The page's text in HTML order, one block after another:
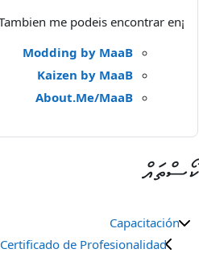
¡Espero conectar con ustedes y enriquecer esta experiencia juntos! Tambien me podeis encontrar en;
Modding by MaaB
Kaizen by MaaB
About.Me/MaaB
ކޯސްތައް
Capacitación
Certificado de Profesionalidad